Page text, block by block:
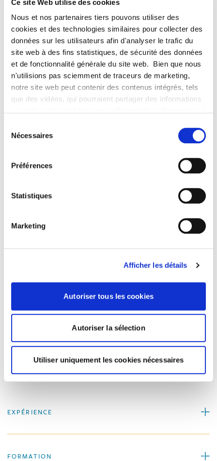
Ce site Web utilise des cookies
Nous et nos partenaires tiers pouvons utiliser des
cookies et des technologies similaires pour collecter des
données sur les utilisateurs afin d'analyser le trafic du
site web à des fins statistiques, de sécurité des données
et de fonctionnalité générale du site web. Bien que nous
n'utilisions pas sciemment de traceurs de marketing,
notre site web peut contenir des contenus intégrés, tels
que des vidéos, qui pourraient partager des informations
visiteurs de notre site web avec les contenus intégrés,
tels que les vidéos. Même si vous refusez les cookies,
certains cookies essentiels au fonctionnement du site
web seront toujours placés.
Nécessaires
Préférences
Statistiques
Marketing
Afficher les détails
Autoriser tous les cookies
Autoriser la sélection
Utiliser uniquement les cookies nécessaires
DOMAINES D’EXPERTISE
Gestion de la relation individuelle
Contentieux social et discrimination
Restructurations et transferts de personnel
RGPD et gestion des données personnelles RH
Compliance sociale
En savoir plus sur Cécile Martin
EXPÉRIENCE
FORMATION